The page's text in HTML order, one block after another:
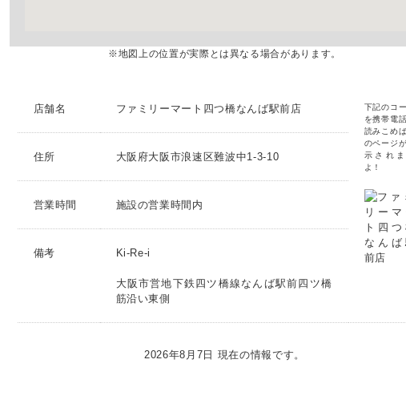
※地図上の位置が実際とは異なる場合があります。
店舗名 ファミリーマート四つ橋なんば駅前店
下記のコ
を携帯電
読みこめ
のページ
示され
よ！
住所 大阪府大阪市浪速区難波中1-3-10
営業時間 施設の営業時間内
備考 Ki-Re-i
大阪市営地下鉄四ツ橋線なんば駅前四ツ橋
筋沿い東側
2026年8月7日 現在の情報です。